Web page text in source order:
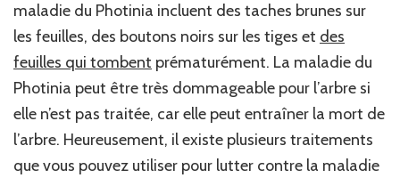
maladie du Photinia incluent des taches brunes sur
les feuilles, des boutons noirs sur les tiges et des
feuilles qui tombent prématurément. La maladie du
Photinia peut être très dommageable pour l’arbre si
elle n’est pas traitée, car elle peut entraîner la mort de
l’arbre. Heureusement, il existe plusieurs traitements
que vous pouvez utiliser pour lutter contre la maladie